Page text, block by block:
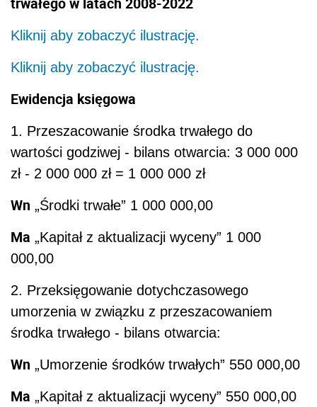
Kliknij aby zobaczyć ilustrację.
Kliknij aby zobaczyć ilustrację.
Ewidencja księgowa
1. Przeszacowanie środka trwałego do
wartości godziwej - bilans otwarcia: 3 000 000
zł - 2 000 000 zł = 1 000 000 zł
Wn „Środki trwałe” 1 000 000,00
Ma „Kapitał z aktualizacji wyceny” 1 000
000,00
2. Przeksięgowanie dotychczasowego
umorzenia w związku z przeszacowaniem
środka trwałego - bilans otwarcia:
Wn „Umorzenie środków trwałych” 550 000,00
Ma „Kapitał z aktualizacji wyceny” 550 000,00